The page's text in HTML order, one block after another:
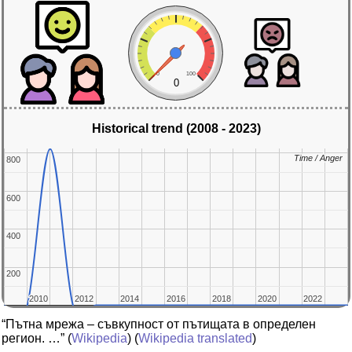
0 100
0
Historical trend (2008 - 2023)
2010
2010 2012
2012 2014
2014 2016
2016 2018
2018 2020
2020 2022
2022
200
200
400
400
600
600
800
800 Time / Anger
Time / Anger
“Пътна мрежа – съвкупност от пътищата в определен
регион. …” (Wikipedia) (Wikipedia translated)